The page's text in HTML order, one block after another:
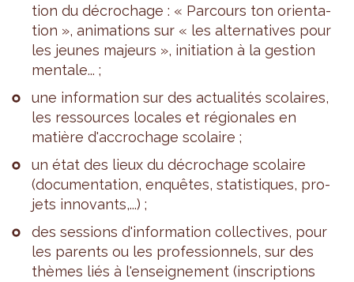
tion du décro­chage : « Par­cours ton orien­ta­
tion », ani­ma­tions sur « les alter­na­tives pour
les jeunes majeurs », ini­tia­tion à la ges­tion
men­tale... ;
une infor­ma­tion sur des actua­li­tés sco­laires,
les res­sources locales et régio­nales en
matière d'ac­cro­chage sco­laire ;
un état des lieux du décro­chage sco­laire
(docu­men­ta­tion, enquêtes, sta­tis­tiques, pro­
jets inno­vants,...) ;
des ses­sions d'in­for­ma­tion col­lec­tives, pour
les parents ou les pro­fes­sion­nels, sur des
thèmes liés à l'en­sei­gne­ment (ins­crip­tions